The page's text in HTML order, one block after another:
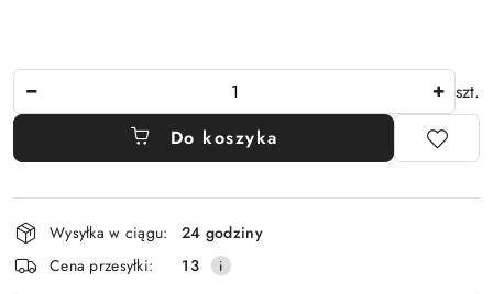
szt.
Do koszyka
Dostępność
i
dostawa
Wysyłka w ciągu:
24 godziny
Cena przesyłki:
13